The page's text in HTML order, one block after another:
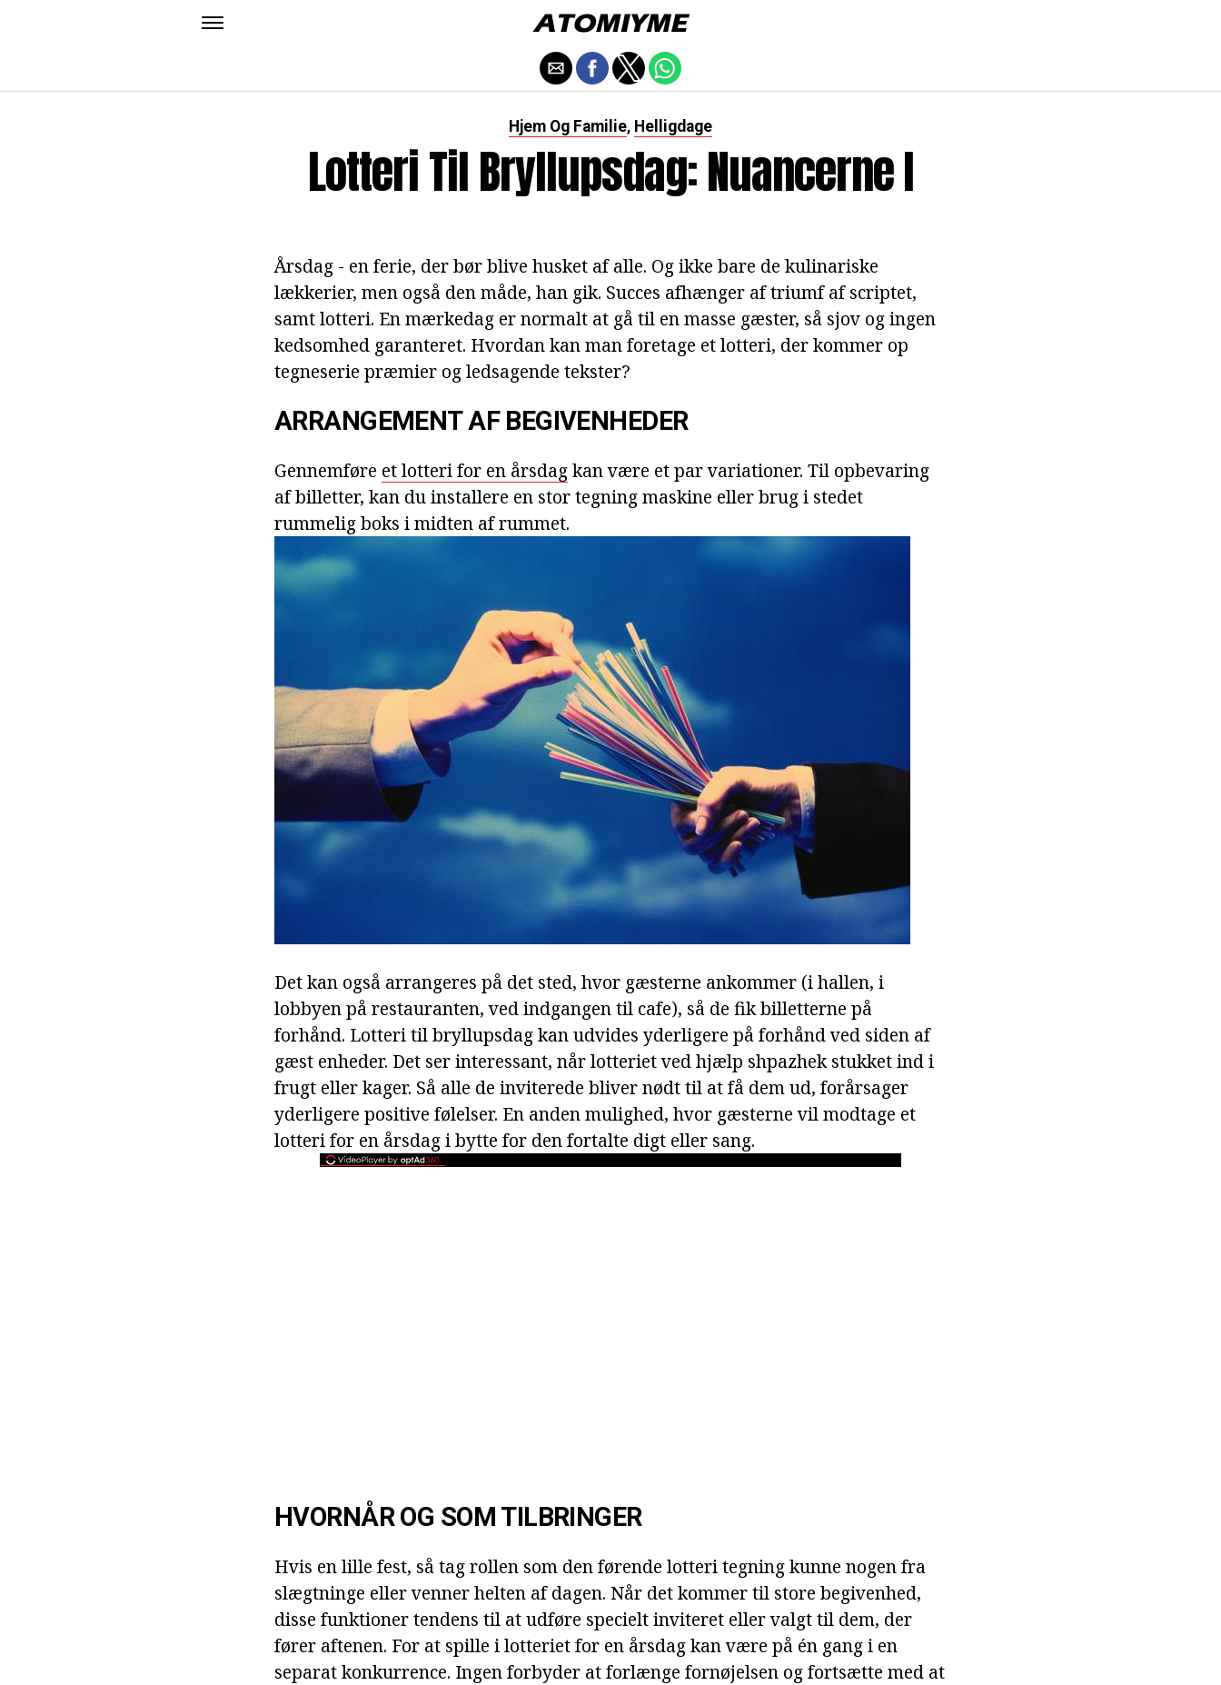
Hjem Og Familie, Helligdage
Lotteri Til Bryllupsdag: Nuancerne I
Årsdag - en ferie, der bør blive husket af alle. Og ikke bare de kulinariske
lækkerier, men også den måde, han gik. Succes afhænger af triumf af scriptet,
samt lotteri. En mærkedag er normalt at gå til en masse gæster, så sjov og ingen
kedsomhed garanteret. Hvordan kan man foretage et lotteri, der kommer op
tegneserie præmier og ledsagende tekster?
ARRANGEMENT AF BEGIVENHEDER
Gennemføre et lotteri for en årsdagkan være et par variationer. Til opbevaring
af billetter, kan du installere en stor tegning maskine eller brug i stedet
rummelig boks i midten af rummet.
Det kan også arrangeres på det sted, hvor gæsterne ankommer (i hallen, i
lobbyen på restauranten, ved indgangen til cafe), så de fik billetterne på
forhånd. Lotteri til bryllupsdag kan udvides yderligere på forhånd ved siden af
gæst enheder. Det ser interessant, når lotteriet ved hjælp shpazhek stukket ind i
frugt eller kager. Så alle de inviterede bliver nødt til at få dem ud, forårsager
yderligere positive følelser. En anden mulighed, hvor gæsterne vil modtage et
lotteri for en årsdag i bytte for den fortalte digt eller sang.
HVORNÅR OG SOM TILBRINGER
Hvis en lille fest, så tag rollen som den førende lotteri tegning kunne nogen fra
slægtninge eller venner helten af dagen. Når det kommer til store begivenhed,
disse funktioner tendens til at udføre specielt inviteret eller valgt til dem, der
fører aftenen. For at spille i lotteriet for en årsdag kan være på én gang i en
separat konkurrence. Ingen forbyder at forlænge fornøjelsen og fortsætte med at